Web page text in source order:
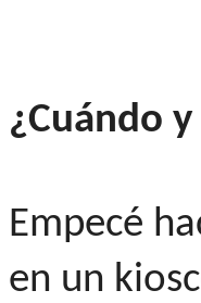
¿Cuándo
Empecé
en un